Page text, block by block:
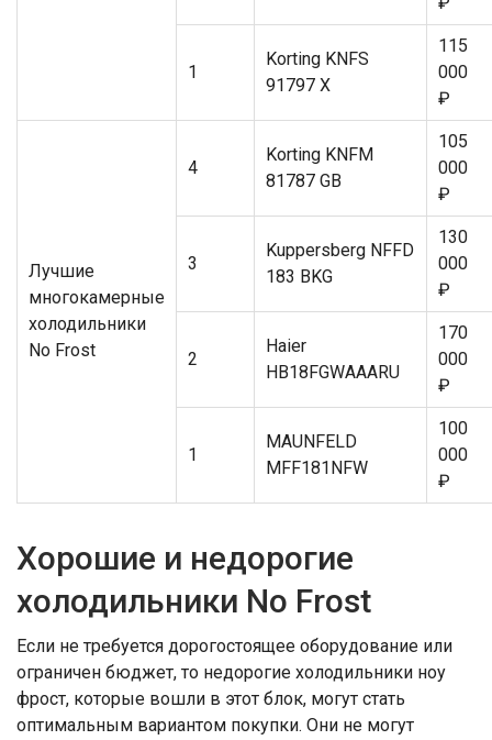
1
Korting KNFS
91797 X
115
000
₽
Лучшие
многокамерные
холодильники
No Frost
4
Korting KNFM
81787 GB
105
000
₽
3
Kuppersberg NFFD
183 BKG
130
000
₽
2
Haier
HB18FGWAAARU
170
000
₽
1
MAUNFELD
MFF181NFW
100
000
₽
Хорошие и недорогие
холодильники No Frost
Если не требуется дорогостоящее оборудование или
ограничен бюджет, то недорогие холодильники ноу
фрост, которые вошли в этот блок, могут стать
оптимальным вариантом покупки. Они не могут